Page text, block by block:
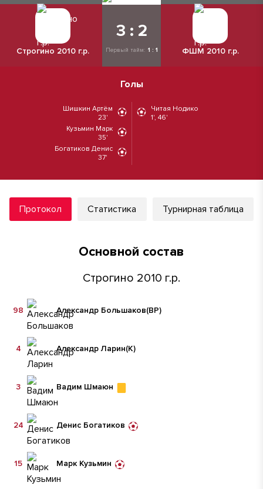
Строгино 2010 г.р.
3 : 2
Первый тайм: 1 : 1 ФШМ 2010 г.р.
Голы
Шишкин Артём
23'
Кузьмин Марк
35'
Богатиков Денис
37'
Читая Нодико
1', 46'
Протокол Статистика Турнирная таблица
Основной состав
Строгино 2010 г.р.
Александр Большаков(ВР)
98
Александр Ларин(К)
4
Вадим Шмаюн
3
Денис Богатиков
24
Марк Кузьмин
15